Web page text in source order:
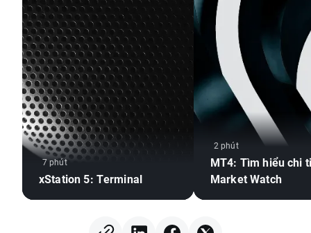
7 phút
xStation 5: Terminal
2 phút
MT4: Tìm hiểu chi
Market Watch